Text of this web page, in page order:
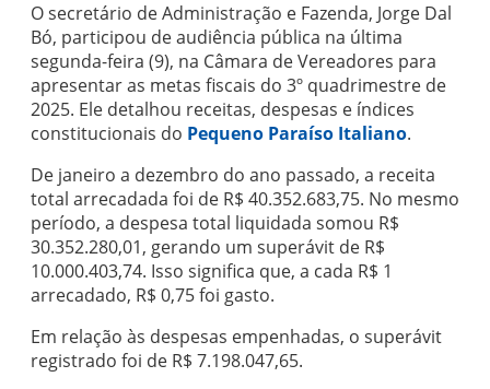
O secretário de Administração e Fazenda, Jorge Dal
Bó, participou de audiência pública na última
segunda-feira (9), na Câmara de Vereadores para
apresentar as metas fiscais do 3º quadrimestre de
2025. Ele detalhou receitas, despesas e índices
constitucionais do Pequeno Paraíso Italiano.
De janeiro a dezembro do ano passado, a receita
total arrecadada foi de R$ 40.352.683,75. No mesmo
período, a despesa total liquidada somou R$
30.352.280,01, gerando um superávit de R$
10.000.403,74. Isso significa que, a cada R$ 1
arrecadado, R$ 0,75 foi gasto.
Em relação às despesas empenhadas, o superávit
registrado foi de R$ 7.198.047,65.